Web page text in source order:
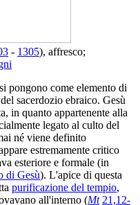
- 1305), affresco;
si pongono come elemento di
sacerdozio ebraico. Gesù
in quanto appartenente alla
legato al culto del
né viene definito
estremamente critico
esteriore e formale (in
di Gesù). L'apice di questa
purificazione del tempio,
all'interno (Mt 21,12-